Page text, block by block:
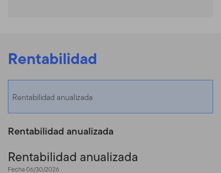
Rentabilidad
Rentabilidad anualizada
Rentabilidad anualizada
Rentabilidad anualizada
Fecha 06/30/2026